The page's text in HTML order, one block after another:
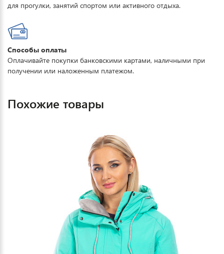
для прогулки, занятий спортом или активного отдыха.
Способы оплаты
Оплачивайте покупки банковскими картами, наличными при
получении или наложенным платежом.
Похожие товары